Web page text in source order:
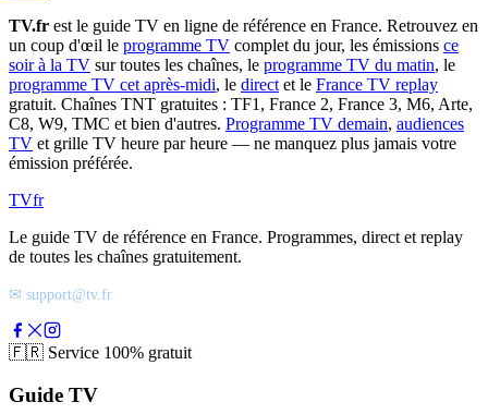
TV.fr est le guide TV en ligne de référence en France. Retrouvez en
un coup d'œil le programme TV complet du jour, les émissions ce
soir à la TV sur toutes les chaînes, le programme TV du matin, le
programme TV cet après-midi, le direct et le France TV replay
gratuit. Chaînes TNT gratuites : TF1, France 2, France 3, M6, Arte,
C8, W9, TMC et bien d'autres. Programme TV demain, audiences
TV et grille TV heure par heure — ne manquez plus jamais votre
émission préférée.
TVfr
Le guide TV de référence en France. Programmes, direct et replay
de toutes les chaînes gratuitement.
✉ support@tv.fr
🇫🇷 Service 100% gratuit
Guide TV